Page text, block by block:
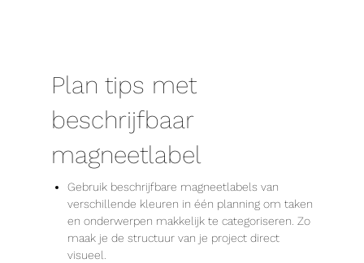
Plan tips met
beschrijfbaar
magneetlabel
Gebruik beschrijfbare magneetlabels van
verschillende kleuren in één planning om taken
en onderwerpen makkelijk te categoriseren. Zo
maak je de structuur van je project direct
visueel.